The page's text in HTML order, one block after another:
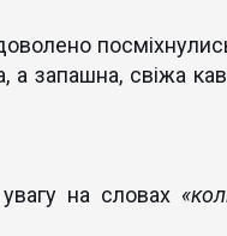
а запашна, свіжа
на словах